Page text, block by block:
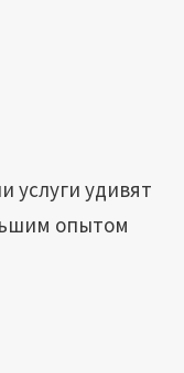
услуги удивят
опытом